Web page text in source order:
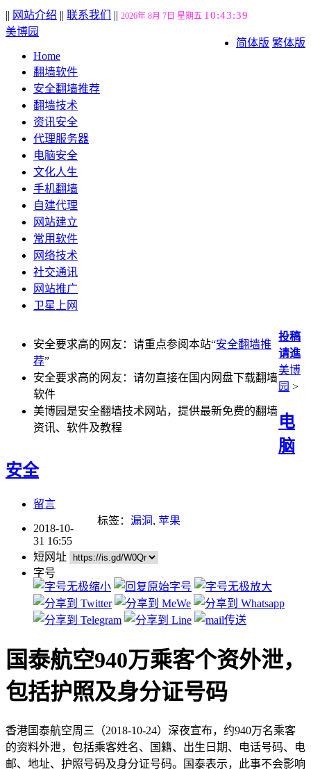
|| 网站介绍 || 联系我们 || 2026年 8月 7日 星期五 10:43:40
简体版 繁体版
美博园
Home
翻墙软件
安全翻墙推荐
翻墙技术
资讯安全
代理服务器
电脑安全
文化人生
手机翻墙
自建代理
网站建立
常用软件
网络技术
社交通讯
网站推广
卫星上网
安全要求高的网友：请重点参阅本站“安全翻墙推
荐”
安全要求高的网友：请勿直接在国内网盘下载翻墙
软件
美博园是安全翻墙技术网站，提供最新免费的翻墙
资讯、软件及教程
投稿
请進
美博
园 >
电
脑
安全
留言
标签： 漏洞 , 苹果
2018-10-
31 16:55
短网址
字号
国泰航空940万乘客个资外泄，
包括护照及身分证号码
香港国泰航空周三（2018-10-24）深夜宣布，约940万名乘客
的资料外泄，包括乘客姓名、国籍、出生日期、电话号码、电
邮、地址、护照号码及身分证号码。国泰表示，此事不会影响